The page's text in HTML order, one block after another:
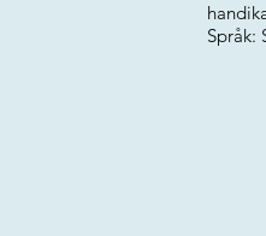
Språk: